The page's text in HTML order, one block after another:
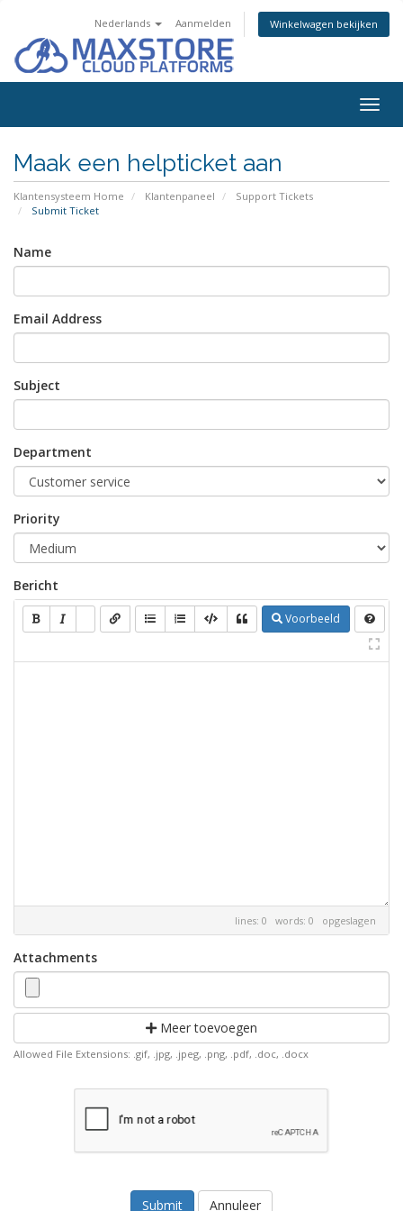
Nederlands Aanmelden Winkelwagen bekijken
Maak een helpticket aan
Klantensysteem Home Klantenpaneel
Support Tickets
Submit Ticket
Name
Email Address
Subject
Department
Priority
Bericht
Voorbeeld
lines: 0 words: 0 opgeslagen
Attachments
Meer toevoegen
Allowed File Extensions: .gif, .jpg, .jpeg, .png, .pdf, .doc, .docx
Annuleer